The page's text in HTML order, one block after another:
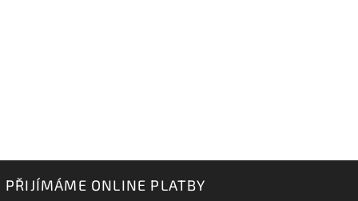
PŘIJÍMÁME ONLINE PLATBY